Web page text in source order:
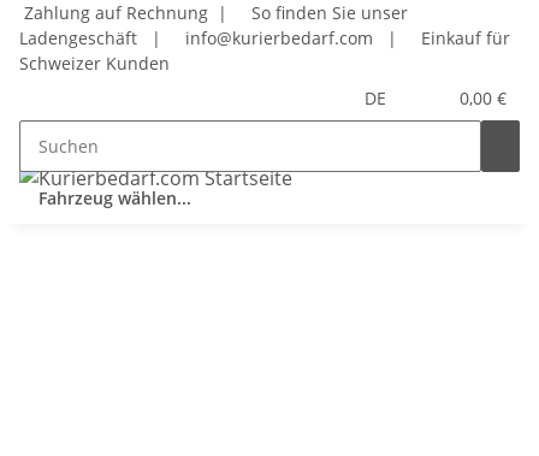
Zahlung auf Rechnung |
So finden Sie unser
Ladengeschäft
| info@kurierbedarf.com |
Einkauf für
Schweizer Kunden
DE
0,00 €
Fahrzeug wählen...